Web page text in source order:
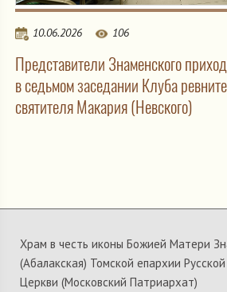
10.06.2026 106
Представители Знаменского
в седьмом заседании Клуба
святителя Макария (Невского)
Храм в честь иконы Божией Матери
(Абалакская) Томской епархии
Церкви (Московский Патриархат)